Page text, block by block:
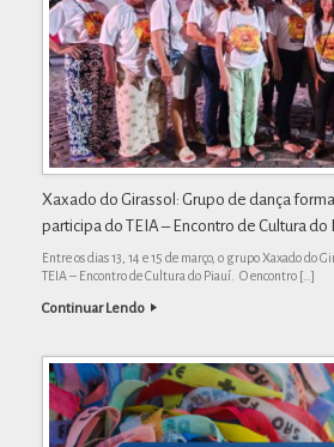
Xaxado do Girassol: Grupo de dança
participa do TEIA – Encontro de Cultura do
Entre os dias 13, 14 e 15 de março, o grupo Xaxado do
TEIA – Encontro de Cultura do Piauí. O encontro […]
Continuar Lendo